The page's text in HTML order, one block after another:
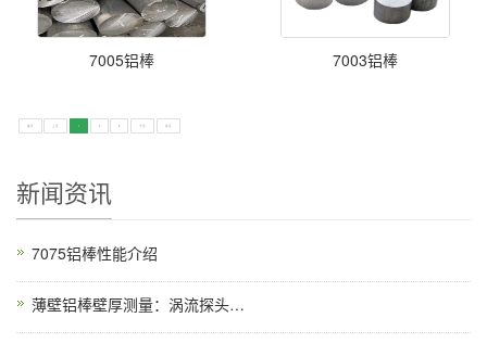
7005铝棒 7003铝棒
首页 上页 1 2 3 下页 尾页
新闻资讯
7075铝棒性能介绍
薄壁铝棒壁厚测量：涡流探头频率与提离效应校准